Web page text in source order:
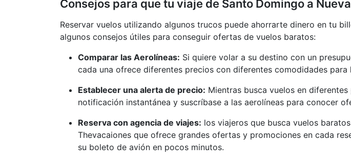
Consejos para que tu viaje de Santo Domingo a
Reservar vuelos utilizando algunos trucos puede ahorrarte dinero en tu
algunos consejos útiles para conseguir ofertas de vuelos baratos:
Comparar las Aerolíneas: Si quiere volar a su destino con un
cada una ofrece diferentes precios con diferentes comodidades para
Establecer una alerta de precio: Mientras busca vuelos en
notificación instantánea y suscríbase a las aerolíneas para conocer
Reserva con agencia de viajes: los viajeros que busca vuelos
Thevacaiones que ofrece grandes ofertas y promociones en cada
su boleto de avión en pocos minutos.